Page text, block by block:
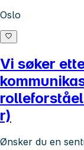
Oslo
Vi søker
r)
Ønsker du en